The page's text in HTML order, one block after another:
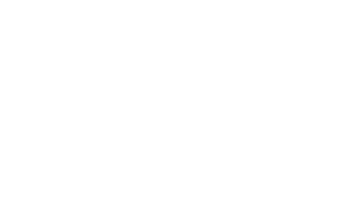
de competências técnicas que, neste momento, não estão a ser
há alguma dificuldade em cumprir essas obrigações porque há
e capacitação técnica.
têm hipótese de progredir na carreira. Enquanto eu, na minha
especialidade) não têm essa oportunidade.
de Emergência e sei que os requisitos necessários para se
Outra coisa é a urgência, que é muito mais do que isso. Muitas
da catástrofe.